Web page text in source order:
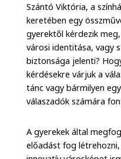
Szántó Viktória, a
keretében egy
gyerektől kérdezik
városi identitása, vagy
biztonsága jelenti?
kérdésekre várjuk a
tánc vagy bármilyen
válaszadók számára
A gyerekek által
előadást fog